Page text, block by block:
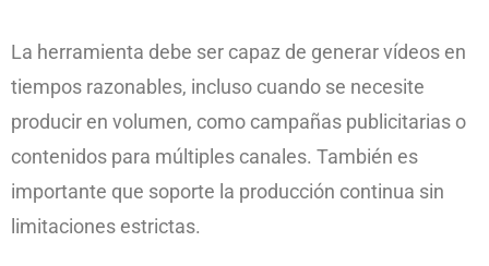
La herramienta debe ser capaz de generar vídeos en
tiempos razonables, incluso cuando se necesite
producir en volumen, como campañas publicitarias o
contenidos para múltiples canales. También es
importante que soporte la producción continua sin
limitaciones estrictas.